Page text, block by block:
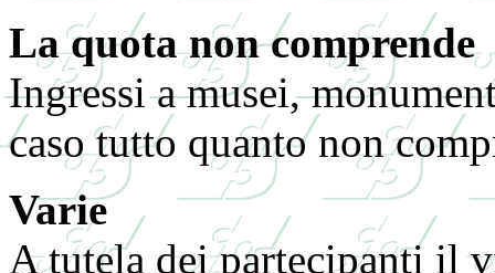
La quota non comprende
Ingressi a musei,
caso tutto quanto non
Varie
A tutela dei partecipanti il